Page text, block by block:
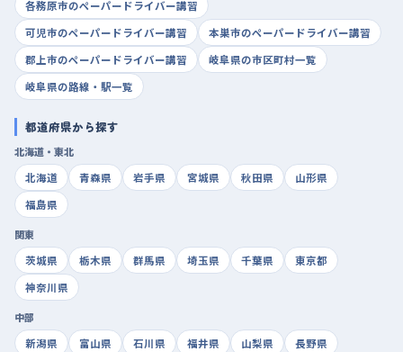
各務原市のペーパードライバー講習
可児市のペーパードライバー講習
本巣市のペーパードライバー講習
郡上市のペーパードライバー講習
岐阜県の市区町村一覧
岐阜県の路線・駅一覧
都道府県から探す
北海道・東北
北海道
青森県 岩手県 宮城県 秋田県
山形県
福島県
関東
茨城県
栃木県 群馬県 埼玉県 千葉県
東京都
神奈川県
中部
新潟県
富山県 石川県 福井県 山梨県
長野県